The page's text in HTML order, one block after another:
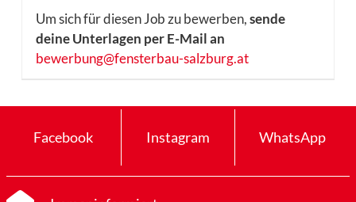
Um sich für diesen Job zu bewerben,sende
deine Unterlagen per E-Mail an
bewerbung@fensterbau-salzburg.at
Facebook Instagram WhatsApp